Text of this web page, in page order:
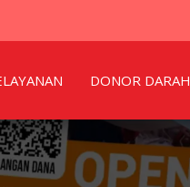
DONOR DARAH